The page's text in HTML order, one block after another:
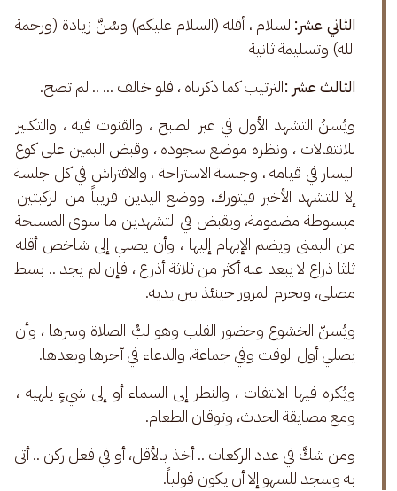
الثاني عشر:السلام ، أقله (السلام عليكم) وسُنَّ زيادة (ورحمة
الله) وتسليمة ثانية
الثالث عشر :الترتيب كما ذكرناه ، فلو خالف ... .. لم تصح.
ويُسنُ التشهد الأول في غير الصبح ، والقنوت فيه ، والتكبير
للانتقالات ، ونظره موضع سجوده ، وقبض اليمين على كوع
اليسار في قيامه ، وجلسة الاستراحة ، والافتراش في كل جلسة
إلا للتشهد الأخير فيتورك، ووضع اليدين قريباً من الركبتين
مبسوطة مضمومة، ويقبض في التشهدين ما سوى المسبحة
من اليمنى ويضم الإبهام إليها ، وأن يصلي إلى شاخص أقله
ثلثا ذراع لا يبعد عنه أكثر من ثلاثة أذرع ، فإن لم يجد .. بسط
مصلى، ويحرم المرور حينئذ بين يديه.
ويُسنّ الخشوع وحضور القلب وهو لبُّ الصلاة وسرها ، وأن
يصلي أول الوقت وفي جماعة، والدعاء في آخرها وبعدها.
ويُكره فيها الالتفات ، والنظر إلى السماء أو إلى شيءٍ يلهيه ،
ومع مضايقة الحدث، وتوقان الطعام.
ومن شكَّ في عدد الركعات .. أخذ بالأقل، أو في فعل ركن .. أتى
به وسجد للسهو إلا أن يكون قولياً.